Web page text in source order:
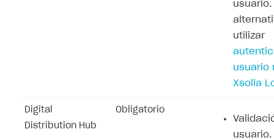
usuario.
utilizar
usuario
Xsolla
Digital
Distribution Hub
Obligatorio
usuario.